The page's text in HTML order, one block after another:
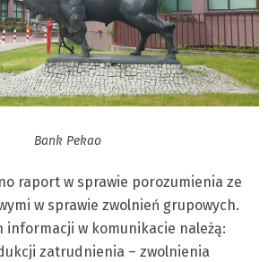
Bank Pekao
raport w sprawie porozumienia ze
w sprawie zwolnień grupowych.
informacji w komunikacie należą:
zatrudnienia – zwolnienia